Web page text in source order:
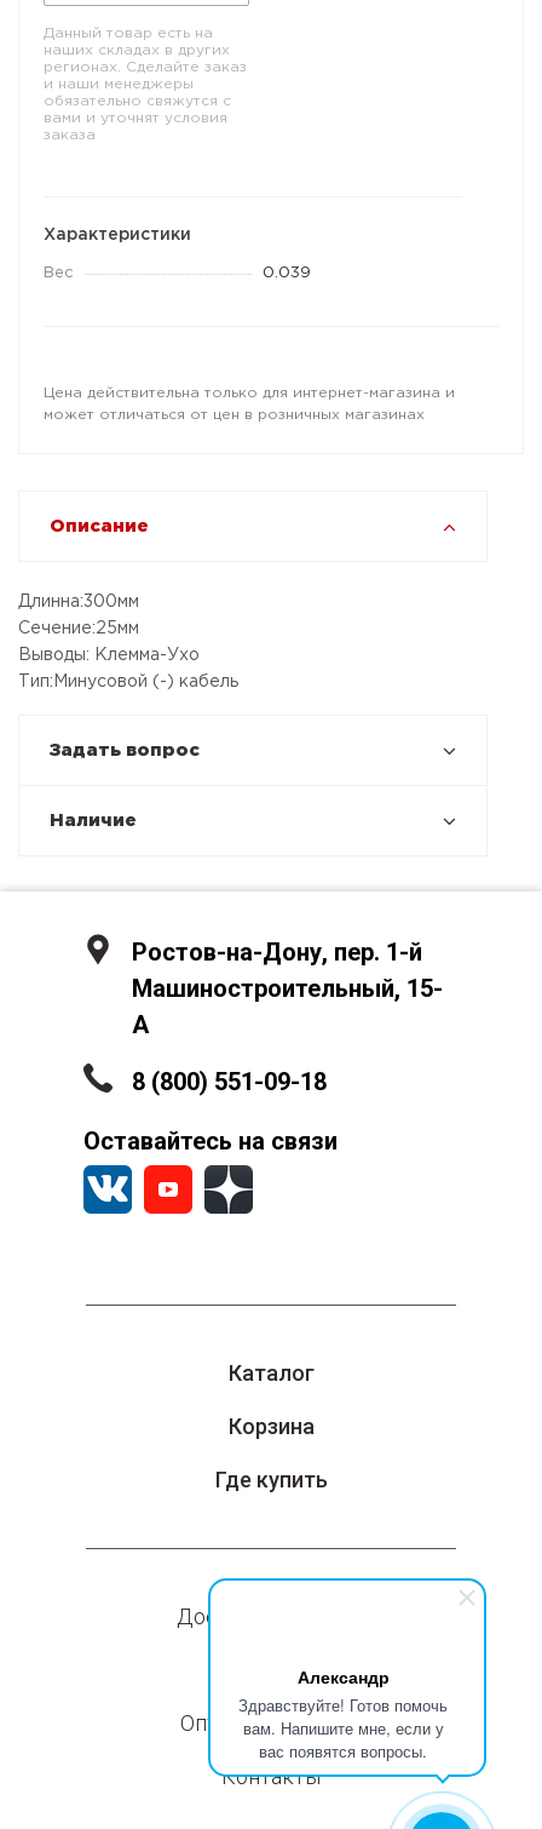
Александр
Здравствуйте! Готов помочь
вам. Напишите мне, если у
вас появятся вопросы.
Данный товар есть на
наших складах в других
регионах. Сделайте заказ
и наши менеджеры
обязательно свяжутся с
вами и уточнят условия
заказа
Характеристики
Вес 0.039
Цена действительна только для интернет-магазина и
может отличаться от цен в розничных магазинах
Описание
Длинна:300мм
Сечение:25мм
Выводы: Клемма-Ухо
Тип:Минусовой (-) кабель
Задать вопрос
Наличие
Каталог
Корзина
Где купить
Доставка и оплата
Компания
Оптовые продажи
Контакты
Ростов-на-Дону, пер. 1-й
Машиностроительный, 15-
А
8 (800) 551-09-18
Оставайтесь на связи